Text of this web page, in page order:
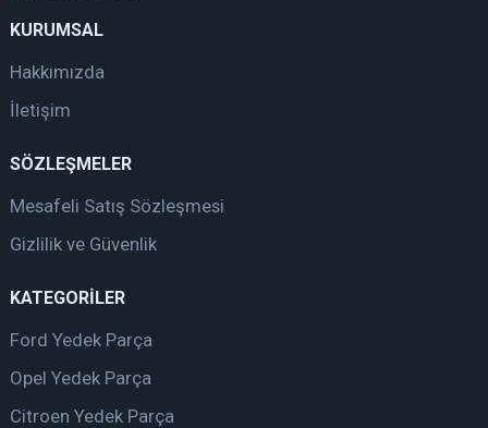
KURUMSAL
Hakkımızda
İletişim
SÖZLEŞMELER
Mesafeli Satış Sözleşmesi
Gizlilik ve Güvenlik
KATEGORİLER
Ford Yedek Parça
Opel Yedek Parça
Citroen Yedek Parça